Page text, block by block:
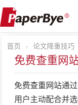
首页 - 论文降重技巧
免费查重网
免费查重网站通
用户主动配合并